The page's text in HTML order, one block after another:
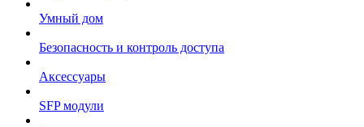
Умный дом
Безопасность и контроль доступа
Аксессуары
SFP модули